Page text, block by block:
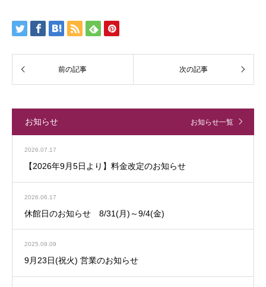
お知らせ お知らせ一覧
2026.07.17
【2026年9月5日より】料金改定のお知らせ
2026.06.17
休館日のお知らせ 8/31(月)～9/4(金)
2025.09.09
9月23日(祝火) 営業のお知らせ